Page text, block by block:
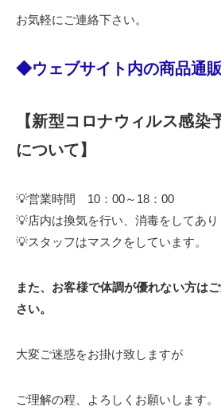
お気軽にご連絡下さい。
◆ウェブサイト内の商品通
【新型コロナウィルス感染
について】
💡営業時間 10：00～18：00
💡店内は換気を行い、消毒をしてあり
💡スタッフはマスクをしています。
また、お客様で体調が優れない方は
さい。
大変ご迷惑をお掛け致しますが
ご理解の程、よろしくお願いします。